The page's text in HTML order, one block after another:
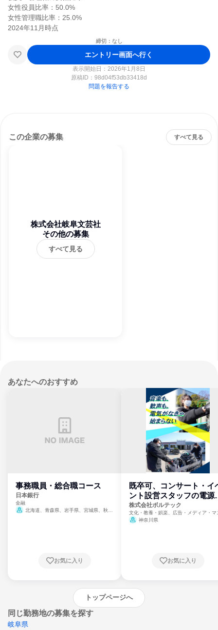
女性役員比率：50.0%
女性管理職比率：25.0%
締切：なし
エントリー画面へ行く
表示開始日：2026年1月8日
原稿ID： 98d04f53db33418d
問題を報告する
この企業の募集 すべて見る
株式会社岐阜文芸社
その他の募集
すべて見る
あなたへのおすすめ
事務職員・総合職コース
日本銀行
金融
北海道、青森県、岩手県、宮城県、秋田
崎県、熊本県、大分県、宮崎県、鹿児島県、
お気に入り
既卒可、コンサート・イ
ント設営スタッフの電源
門
株式会社ボルテック
文化・教養・娯楽、広告・メディア・マ
ミ、電力・ガス・水道・エネルギー
神奈川県
お気に入り
トップページへ
同じ勤務地の募集を探す
岐阜県